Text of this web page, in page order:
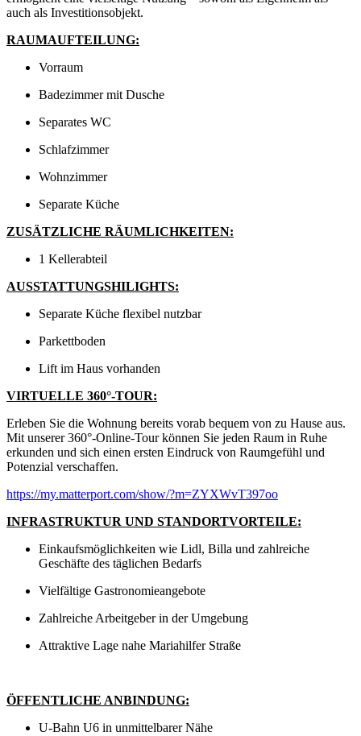
auch als Investitionsobjekt.
RAUMAUFTEILUNG:
Vorraum
Badezimmer mit Dusche
Separates WC
Schlafzimmer
Wohnzimmer
Separate Küche
ZUSÄTZLICHE RÄUMLICHKEITEN:
1 Kellerabteil
AUSSTATTUNGSHILIGHTS:
Separate Küche flexibel nutzbar
Parkettboden
Lift im Haus vorhanden
VIRTUELLE 360°-TOUR:
Erleben Sie die Wohnung bereits vorab bequem von zu Hause aus.
Mit unserer 360°-Online-Tour können Sie jeden Raum in Ruhe
erkunden und sich einen ersten Eindruck von Raumgefühl und
Potenzial verschaffen.
https://my.matterport.com/show/?m=ZYXWvT397oo
INFRASTRUKTUR UND STANDORTVORTEILE:
Einkaufsmöglichkeiten wie Lidl, Billa und zahlreiche
Geschäfte des täglichen Bedarfs
Vielfältige Gastronomieangebote
Zahlreiche Arbeitgeber in der Umgebung
Attraktive Lage nahe Mariahilfer Straße
ÖFFENTLICHE ANBINDUNG:
U-Bahn U6 in unmittelbarer Nähe